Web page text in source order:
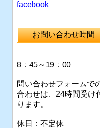
facebook
お問い合わせ時間
8：45～19：00
問い合わせフォームで
合わせは、24時間受け
ります。
休日：不定休